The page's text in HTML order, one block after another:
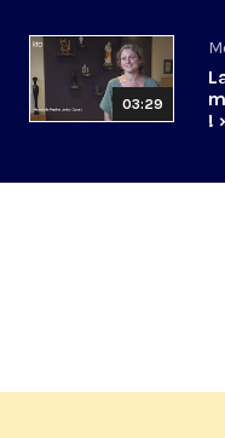
03:29
!